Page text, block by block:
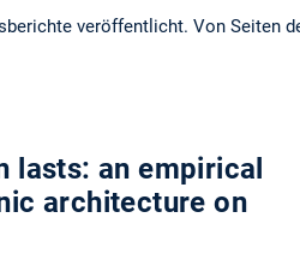
veröffentlicht. Von Seiten
lasts: an empirical
architecture on